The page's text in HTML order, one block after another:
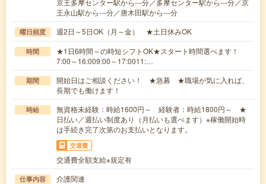
京王多摩センター駅から---分／多摩センター駅から---分／京
王永山駅から---分／唐木田駅から---分
曜日頻度 週2日～5日OK（月～金） ★土日休みOK
時間
★1日6時間～の時短シフトOK★スタート時間選べます！
7:00～16:009:00～17:0011:…
期間
開始日はご相談ください！ ★急募 ★職場が気に入れば、
長期でも働けます！
時給
無資格未経験：時給1600円～ 経験者：時給1800円～ ★
日払い／週払い制度あり（月払いも選べます）※稼働開始時
は手続き完了次第のお支払いとなります。
交通費
交通費全額支給※規定有
仕事内容
介護関連